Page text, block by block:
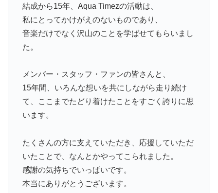
結成から15年、Aqua Timezの活動は、
私にとってかけがえのないものであり、
音楽だけでなく沢山のことを学ばせてもらいまし
た。
メンバー・スタッフ・ファンの皆さんと、
15年間、いろんな想いを共にしながら走り続け
て、ここまでたどり着けたことをすごく誇りに思
います。
たくさんの方に支えていただき、応援していただ
いたことで、なんとかやってこられました。
感謝の気持ちでいっぱいです。
本当にありがとうございます。